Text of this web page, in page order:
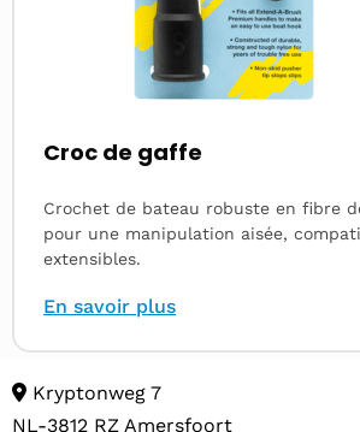
Croc de gaffe
Crochet de bateau robuste en fibre
pour une manipulation aisée,
extensibles.
En savoir plus
Kryptonweg 7
NL-3812 RZ Amersfoort